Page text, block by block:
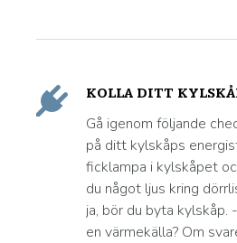
KOLLA DITT
Gå igenom följande
på ditt kylskåps
ficklampa i kylskåpet
du något ljus kring
ja, bör du byta kylskåp.
en värmekälla? Om